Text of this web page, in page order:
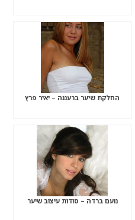
החלקת שיער ברעננה – יאיר פרץ
נועם ברדה – סודות עיצוב שיער